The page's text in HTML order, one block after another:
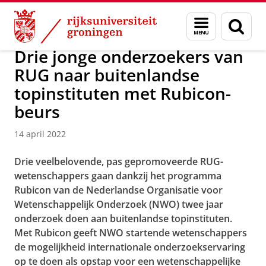
Skip
Content
Skip
Navigation
Menu
en
zoeken
Over ons Actueel Nieuws Nieuwsberichten
Drie jonge onderzoekers van
RUG naar buitenlandse
topinstituten met Rubicon-
beurs
14 april 2022
Drie veelbelovende, pas gepromoveerde RUG-
wetenschappers gaan dankzij het programma
Rubicon van de Nederlandse Organisatie voor
Wetenschappelijk Onderzoek (NWO) twee jaar
onderzoek doen aan buitenlandse topinstituten.
Met Rubicon geeft NWO startende wetenschappers
de mogelijkheid internationale onderzoekservaring
op te doen als opstap voor een wetenschappelijke